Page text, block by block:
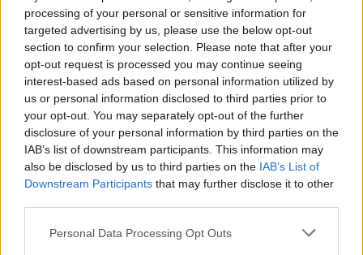
processing of your personal or sensitive information for
targeted advertising by us, please use the below opt-out
section to confirm your selection. Please note that after your
opt-out request is processed you may continue seeing
interest-based ads based on personal information utilized by
us or personal information disclosed to third parties prior to
your opt-out. You may separately opt-out of the further
disclosure of your personal information by third parties on the
IAB’s list of downstream participants. This information may
also be disclosed by us to third parties on the IAB’s List of
Downstream Participants that may further disclose it to other
Personal Data Processing Opt Outs
MINACCIA DI PUTIN
Nel sud della Libia c'è una base
militare russa con i missili
puntati verso l'Europa
30/05/2025
DISSIDENTE
sinistra. Dopo Almasri e Paragon
El Gomati colpisce ancora